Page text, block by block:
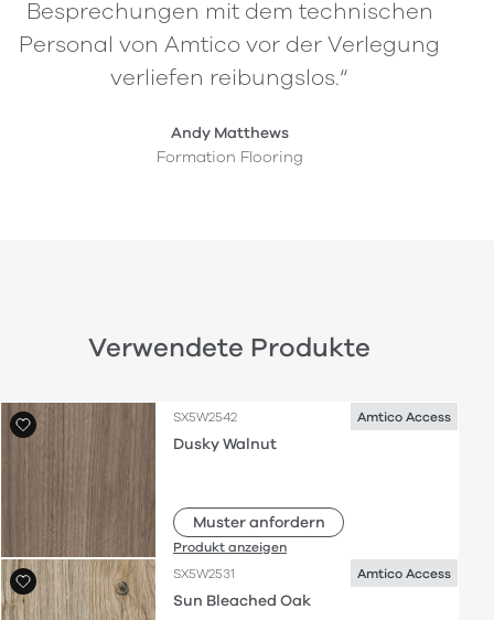
Besprechungen mit dem technischen
Personal von Amtico vor der Verlegung
verliefen reibungslos.“
Andy Matthews
Formation Flooring
Verwendete Produkte
SX5W2542 Amtico Access
Dusky Walnut
Muster anfordern
Produkt anzeigen
SX5W2531
Amtico Access
Sun Bleached Oak